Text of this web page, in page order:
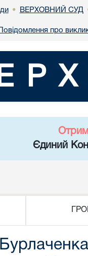
• ВЕРХОВНИЙ СУД
Повідомлення про
Єдиний